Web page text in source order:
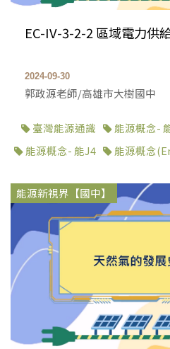
EC-IV-3-2-2 區域電力供
2024-09-30
郭政源老師/高雄市大樹國中
臺灣能源通識 能源概念-
能源概念- 能J4
能源概念
能源新視界【國中】